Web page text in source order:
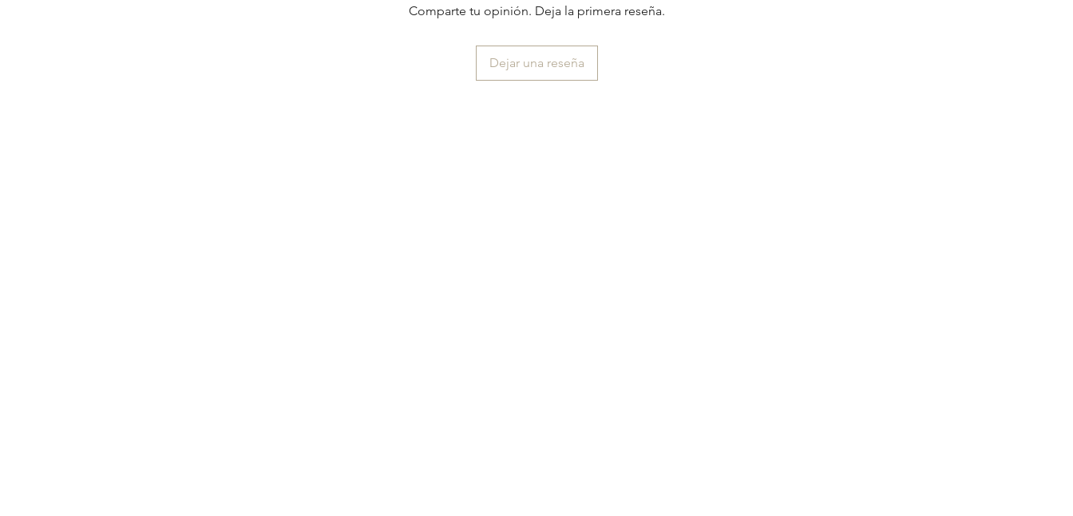
Comparte tu opinión. Deja la primera reseña.
Dejar una reseña